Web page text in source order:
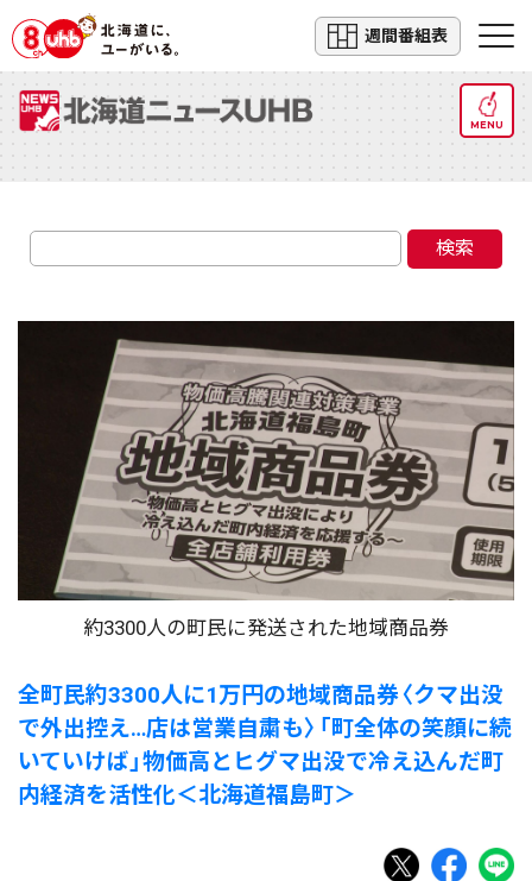
週間番組表
MENU
検索
約3300人の町民に発送された地域商品券
全町民約3300人に1万円の地域商品券〈クマ出没
で外出控え…店は営業自粛も〉「町全体の笑顔に続
いていけば」物価高とヒグマ出没で冷え込んだ町
内経済を活性化＜北海道福島町＞